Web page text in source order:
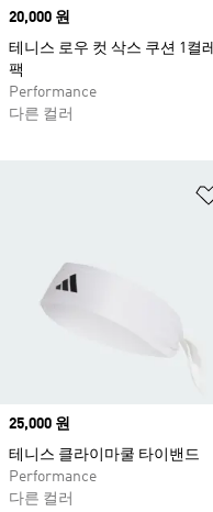
Price
20,000 원
테니스 로우 컷 삭스 쿠션 1켤레
팩
Performance
다른 컬러
Price
25,000 원
테니스 클라이마쿨 타이밴드
Performance
다른 컬러